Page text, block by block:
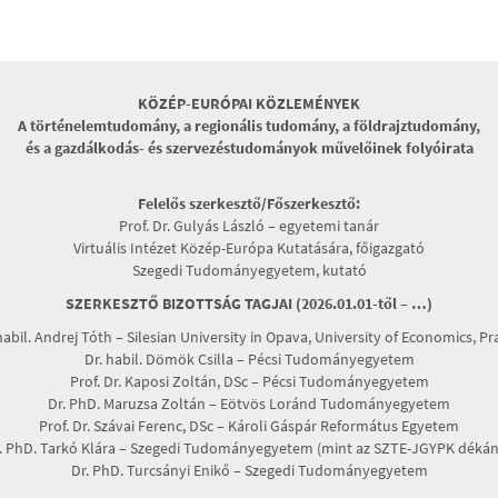
KÖZÉP-EURÓPAI KÖZLEMÉNYEK
A történelemtudomány, a regionális tudomány, a földrajztudomány,
és a gazdálkodás- és szervezéstudományok művelőinek folyóirata
Felelős szerkesztő/Főszerkesztő:
Prof. Dr. Gulyás László – egyetemi tanár
Virtuális Intézet Közép-Európa Kutatására, főigazgató
Szegedi Tudományegyetem, kutató
SZERKESZTŐ BIZOTTSÁG TAGJAI (2026.01.01-től – …)
Andrej Tóth – Silesian University in Opava, University of Economics,
Dr. habil. Dömök Csilla – Pécsi Tudományegyetem
Prof. Dr. Kaposi Zoltán, DSc – Pécsi Tudományegyetem
Dr. PhD. Maruzsa Zoltán – Eötvös Loránd Tudományegyetem
Prof. Dr. Szávai Ferenc, DSc – Károli Gáspár Református Egyetem
PhD. Tarkó Klára – Szegedi Tudományegyetem (mint az SZTE-JGYPK
Dr. PhD. Turcsányi Enikő – Szegedi Tudományegyetem